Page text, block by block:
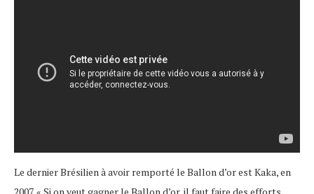
Le dernier Brésilien à avoir remporté le Ballon d’or est Kaka, en
2007. « Si on veut gagner le Ballon d’or, il faut faire des efforts,